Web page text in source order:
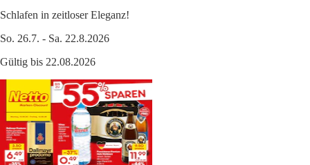
Schlafen in zeitloser Eleganz!
So. 26.7. - Sa. 22.8.2026
Gültig bis 22.08.2026